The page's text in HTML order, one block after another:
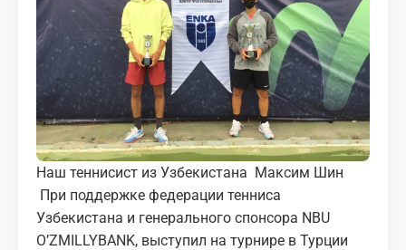
КОРТЫ
КОНТАКТЫ
UZ-PIN
Наш теннисист из Узбекистана Максим Шин
При поддержке федерации тенниса
Узбекистана и генерального спонсора NBU
O’ZMILLYBANK, выступил на турнире в Турции